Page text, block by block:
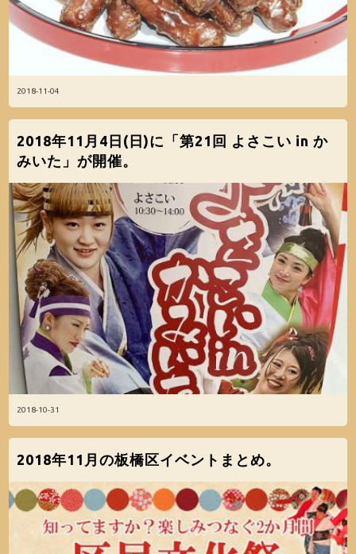
2018-11-04
2018-10-31
2018年11月4日(日)に「第21回 よさこい in か
みいた」が開催。
2018年11月の板橋区イベントまとめ。